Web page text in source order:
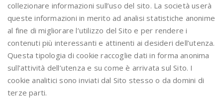
collezionare informazioni sull’uso del sito. La società userà
queste informazioni in merito ad analisi statistiche anonime
al fine di migliorare l’utilizzo del Sito e per rendere i
contenuti più interessanti e attinenti ai desideri dell’utenza.
Questa tipologia di cookie raccoglie dati in forma anonima
sull’attività dell’utenza e su come è arrivata sul Sito. I
cookie analitici sono inviati dal Sito stesso o da domini di
terze parti.